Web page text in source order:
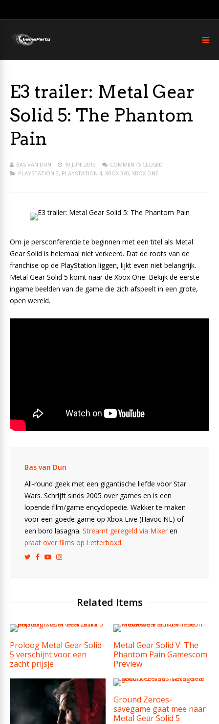
E3 trailer: Metal Gear
Solid 5: The Phantom
Pain
BAS VAN DUN 10 JUNI 2013
COMMENTS CLOSED
PLAYSTATION 3, PLAYSTATION 4, XBOX 360, XBOX ONE
Om je persconferentie te beginnen met een titel als Metal
Gear Solid is helemaal niet verkeerd. Dat de roots van de
franchise op de PlayStation liggen, lijkt even niet belangrijk.
Metal Gear Solid 5 komt naar de Xbox One. Bekijk de eerste
ingame beelden van de game die zich afspeelt in een grote,
open wereld.
Bas van Dun
All-round geek met een gigantische liefde voor Star
Wars. Schrijft sinds 2005 over games en is een
lopende film/game encyclopedie. Wakker te maken
voor een goede game op Xbox Live (Havoc NL) of
een bord lasagna. Streamt geregeld via Mixeren
praat over films op Letterboxd.
Related Items
Proloog Metal Gear Solid
5 verschijnt voor een
zacht prijsje
Metal Gear Solid V: The
Phantom Pain Gamescom
Preview
Ground Zeroes-
savegame gaat mee naar
Metal Gear Solid 5